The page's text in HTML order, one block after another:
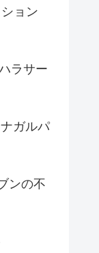
ョン
ラサー
ガルパ
ンの不